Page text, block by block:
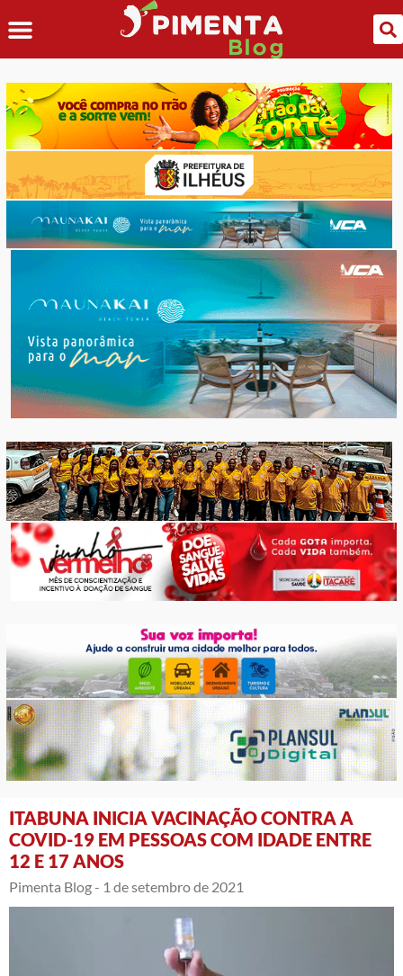
ITABUNA INICIA VACINAÇÃO CONTRA A
COVID-19 EM PESSOAS COM IDADE ENTRE
12 E 17 ANOS
Pimenta Blog - 1 de setembro de 2021